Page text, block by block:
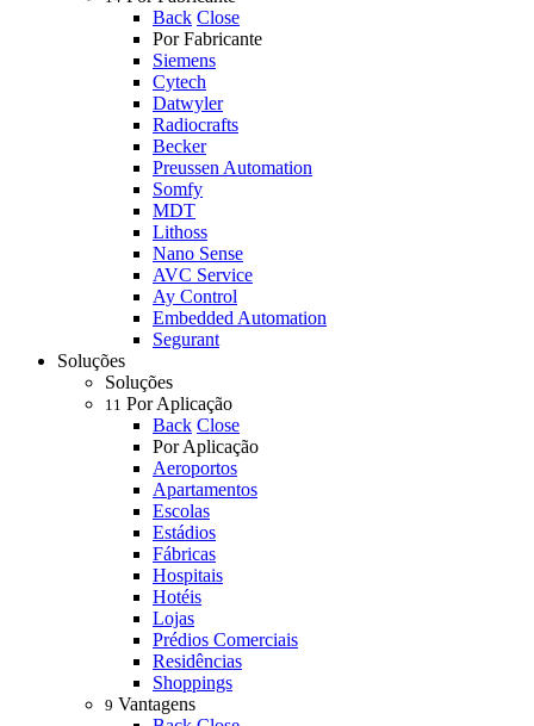
Back Close
Por Fabricante
Siemens
Cytech
Datwyler
Radiocrafts
Becker
Preussen Automation
Somfy
MDT
Lithoss
Nano Sense
AVC Service
Ay Control
Embedded Automation
Segurant
Soluções
Soluções
11 Por Aplicação
Back Close
Por Aplicação
Aeroportos
Apartamentos
Escolas
Estádios
Fábricas
Hospitais
Hotéis
Lojas
Prédios Comerciais
Residências
Shoppings
9 Vantagens